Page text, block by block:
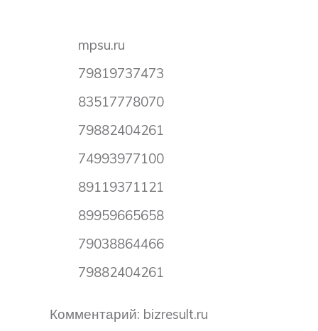
mpsu.ru
79819737473
83517778070
79882404261
74993977100
89119371121
89959665658
79038864466
79882404261
Комментарий: bizresult.ru